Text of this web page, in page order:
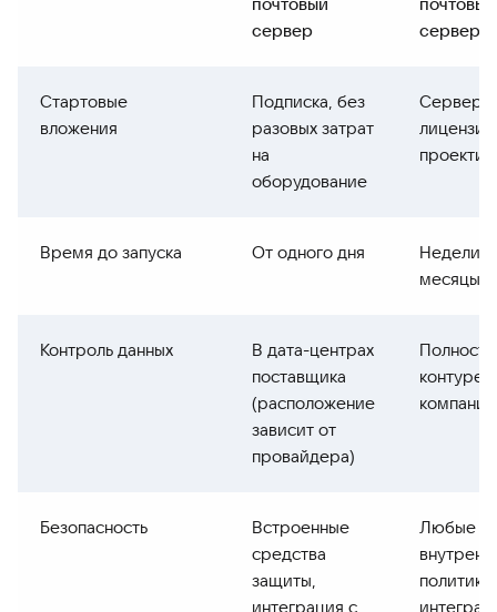
сервер
сервер
Стартовые
вложения
Подписка, без
разовых затрат
на
оборудование
Серверы,
Время до запуска От одного дня
Недели —
месяцы
Контроль данных
В дата-центрах
поставщика
(расположение
зависит от
провайдера)
контуре
компании
Безопасность
Встроенные
средства
защиты,
интеграция с
Любые
политики,